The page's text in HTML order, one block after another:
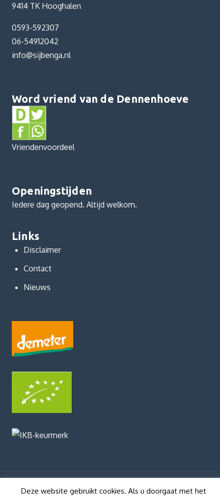
9414 TK Hooghalen
0593-592307
06-54912042
info@sijbenga.nl
Word vriend van de Dennenhoeve
Vriendenvoordeel
Openingstijden
Iedere dag geopend. Altijd welkom.
Links
Disclaimer
Contact
Nieuws
Deze website gebruikt cookies. Als u doorgaat met het